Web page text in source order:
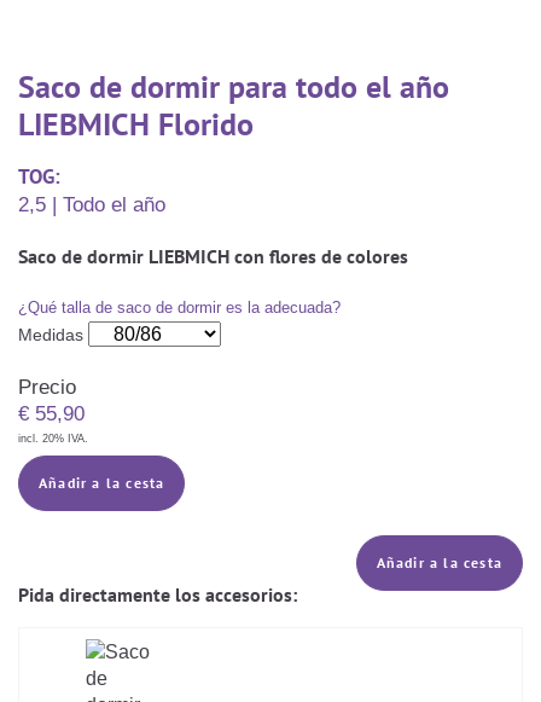
Protectores De Colchón
Funda De Recambio
Saco De Dormir De Verano
Saco Manta
Saco Envolvente
Mantita Para Bebé
Cojines Decorativos
COJÍN DE LACTANCIA Y MANTITA DE LACTANCIA
CAMBIADORES
TEXTILES
Sábanas Bajeras
Paños De Muselina
Posicionamiento Lateral
CHEQUE REGALO
LOTES DE REGALO Y PROMOCIONES
Saco de dormir para todo el año
LIEBMICH Florido
TOG:
2,5 | Todo el año
Saco de dormir LIEBMICH con flores de colores
¿Qué talla de saco de dormir es la adecuada?
Medidas
Precio
€ 55,90
incl. 20% IVA.
Añadir a la cesta
Añadir a la cesta
Pida directamente los accesorios: